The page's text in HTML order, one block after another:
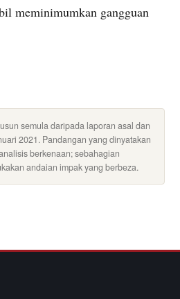
meminimumkan gangguan
semula daripada laporan asal dan
2021. Pandangan yang dinyatakan
berkenaan; sebahagian
andaian impak yang berbeza.